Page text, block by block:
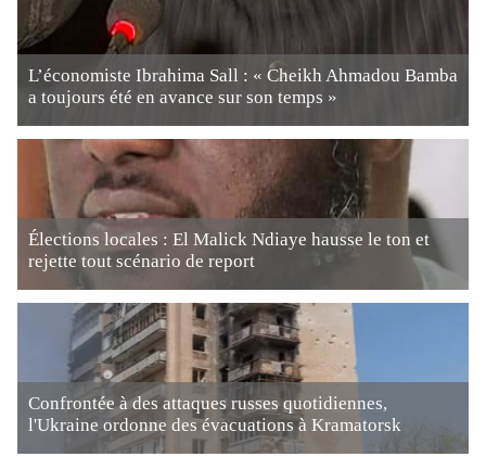
L’économiste Ibrahima Sall : « Cheikh Ahmadou Bamba
a toujours été en avance sur son temps »
Élections locales : El Malick Ndiaye hausse le ton et
rejette tout scénario de report
Confrontée à des attaques russes quotidiennes,
l'Ukraine ordonne des évacuations à Kramatorsk